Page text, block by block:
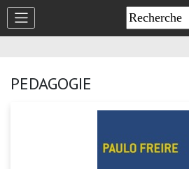
PEDAGOGIE